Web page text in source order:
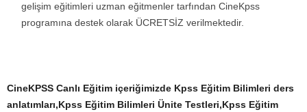
gelişim eğitimleri uzman eğitmenler tarfından CineKpss
programına destek olarak ÜCRETSİZ verilmektedir.
CineKPSS Canlı Eğitim içeriğimizde Kpss Eğitim Bilimleri ders
anlatımları,Kpss Eğitim Bilimleri Ünite Testleri,Kpss Eğitim